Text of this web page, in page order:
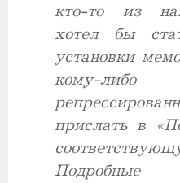
кто-то из
хотел бы
установки
кому-
прислать в
Подробные